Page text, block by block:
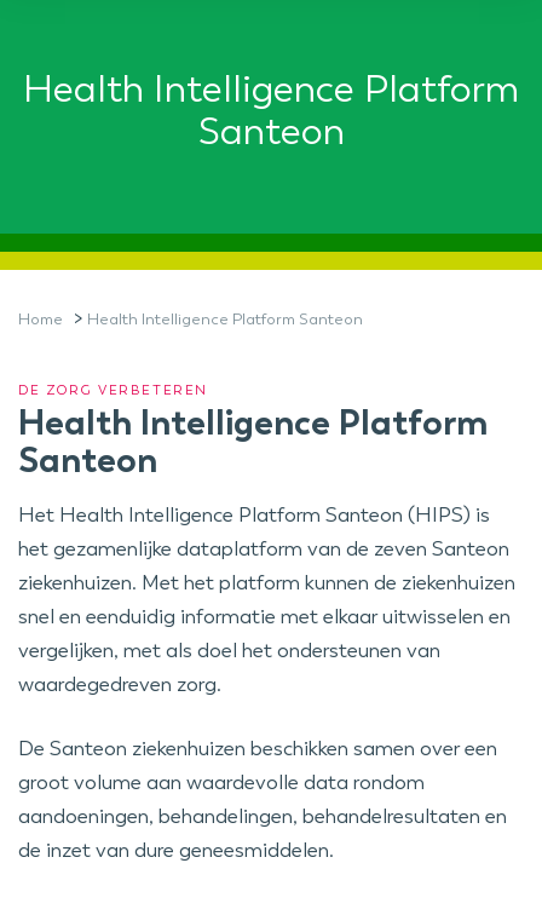
Health Intelligence Platform
Santeon
Home > Health Intelligence Platform Santeon
DE ZORG VERBETEREN
Health Intelligence Platform
Santeon
Het Health Intelligence Platform Santeon (HIPS) is
het gezamenlijke dataplatform van de zeven Santeon
ziekenhuizen. Met het platform kunnen de ziekenhuizen
snel en eenduidig informatie met elkaar uitwisselen en
vergelijken, met als doel het ondersteunen van
waardegedreven zorg.
De Santeon ziekenhuizen beschikken samen over een
groot volume aan waardevolle data rondom
aandoeningen, behandelingen, behandelresultaten en
de inzet van dure geneesmiddelen.